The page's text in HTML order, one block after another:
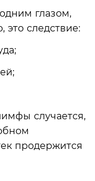
глазом,
это следствие:
случается,
продержится